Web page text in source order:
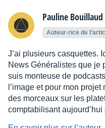
Pauline Bouillaud
Auteur·rice de
J’ai plusieurs casquettes.
News Généralistes que je
suis monteuse de
l’image et pour mon
des morceaux sur les
comptabilisant